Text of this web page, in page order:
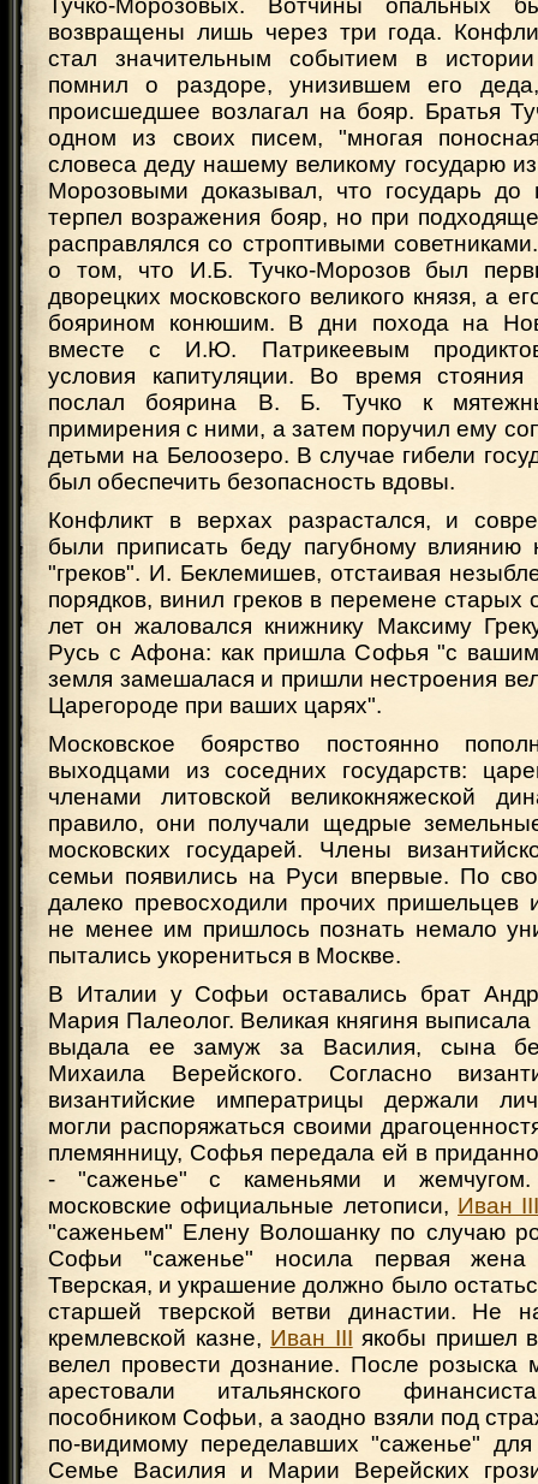
Тучко-Морозовых. Вотчины опальных
возвращены лишь через три года.
стал значительным событием в
помнил о раздоре, унизившем его
происшедшее возлагал на бояр. Братья
одном из своих писем, "многая
словеса деду нашему великому государю
Морозовыми доказывал, что государь
терпел возражения бояр, но при
расправлялся со строптивыми
о том, что И.Б. Тучко-Морозов был
дворецких московского великого князя, а
боярином конюшим. В дни похода на
вместе с И.Ю. Патрикеевым
условия капитуляции. Во время
послал боярина В. Б. Тучко к
примирения с ними, а затем поручил ему
детьми на Белоозеро. В случае гибели
был обеспечить безопасность вдовы.
Конфликт в верхах разрастался, и
были приписать беду пагубному влиянию
"греков". И. Беклемишев, отстаивая
порядков, винил греков в перемене старых
лет он жаловался книжнику Максиму
Русь с Афона: как пришла Софья "с
земля замешалася и пришли нестроения
Царегороде при ваших царях".
Московское боярство постоянно
выходцами из соседних государств:
членами литовской великокняжеской
правило, они получали щедрые
московских государей. Члены
семьи появились на Руси впервые. По
далеко превосходили прочих пришельцев
не менее им пришлось познать немало
пытались укорениться в Москве.
В Италии у Софьи оставались брат
Мария Палеолог. Великая княгиня
выдала ее замуж за Василия, сына
Михаила Верейского. Согласно
византийские императрицы держали
могли распоряжаться своими
племянницу, Софья передала ей в
- "саженье" с каменьями и жемчугом.
московские официальные летописи, Иван
"саженьем" Елену Волошанку по случаю
Софьи "саженье" носила первая жена
Тверская, и украшение должно было
старшей тверской ветви династии. Не
кремлевской казне, Иван III якобы пришел
велел провести дознание. После розыска
арестовали итальянского
пособником Софьи, а заодно взяли под
по-видимому переделавших "саженье"
Семье Василия и Марии Верейских